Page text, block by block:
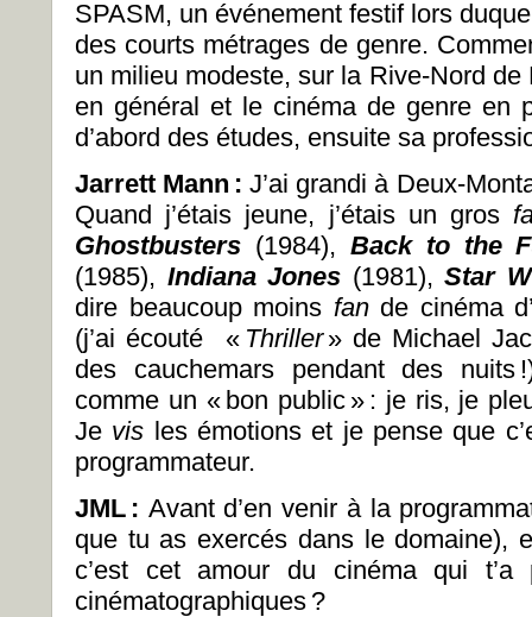
SPASM, un événement festif lors
des courts métrages de genre.
un milieu modeste, sur la Rive-Nord
en général et le cinéma de genre en
d’abord des études, ensuite sa
Jarrett Mann :J’ai grandi à Deux-
Quand j’étais jeune, j’étais un gros
Ghostbusters (1984), Back to the
(1985), Indiana Jones (1981), Star
dire beaucoup moins fande cinéma
(j’ai écouté « Thriller» de Michael
des cauchemars pendant des nuits
comme un « bon public » : je ris, je
Je vis les émotions et je pense que
programmateur.
JML : Avant d’en venir à la
que tu as exercés dans le domaine),
c’est cet amour du cinéma qui
cinématographiques ?